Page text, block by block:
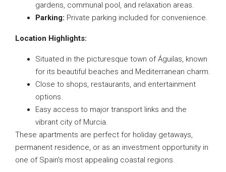
gardens, communal pool, and relaxation areas.
Parking: Private parking included for convenience.
Location Highlights:
Situated in the picturesque town of Águilas, known
for its beautiful beaches and Mediterranean charm.
Close to shops, restaurants, and entertainment
options.
Easy access to major transport links and the
vibrant city of Murcia.
These apartments are perfect for holiday getaways,
permanent residence, or as an investment opportunity in
one of Spain’s most appealing coastal regions.